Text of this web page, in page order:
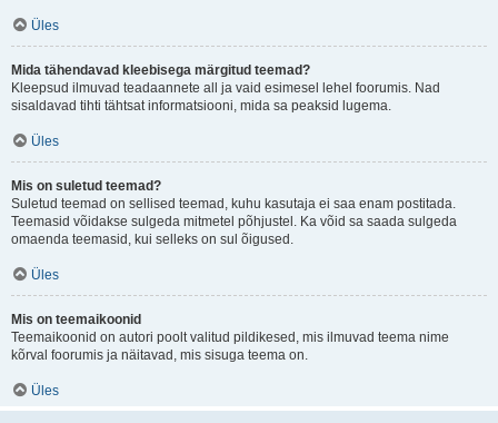
Üles
Mida tähendavad kleebisega märgitud teemad?
Kleepsud ilmuvad teadaannete all ja vaid esimesel lehel foorumis. Nad
sisaldavad tihti tähtsat informatsiooni, mida sa peaksid lugema.
Üles
Mis on suletud teemad?
Suletud teemad on sellised teemad, kuhu kasutaja ei saa enam postitada.
Teemasid võidakse sulgeda mitmetel põhjustel. Ka võid sa saada sulgeda
omaenda teemasid, kui selleks on sul õigused.
Üles
Mis on teemaikoonid
Teemaikoonid on autori poolt valitud pildikesed, mis ilmuvad teema nime
kõrval foorumis ja näitavad, mis sisuga teema on.
Üles